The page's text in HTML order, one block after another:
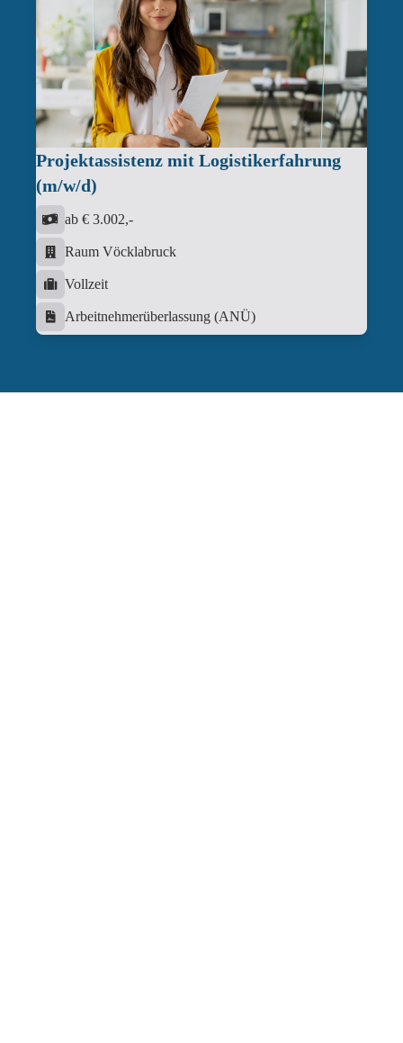
Projektassistenz mit Logistikerfahrung
(m/w/d)
ab € 3.002,-
Raum Vöcklabruck
Vollzeit
Arbeitnehmerüberlassung (ANÜ)